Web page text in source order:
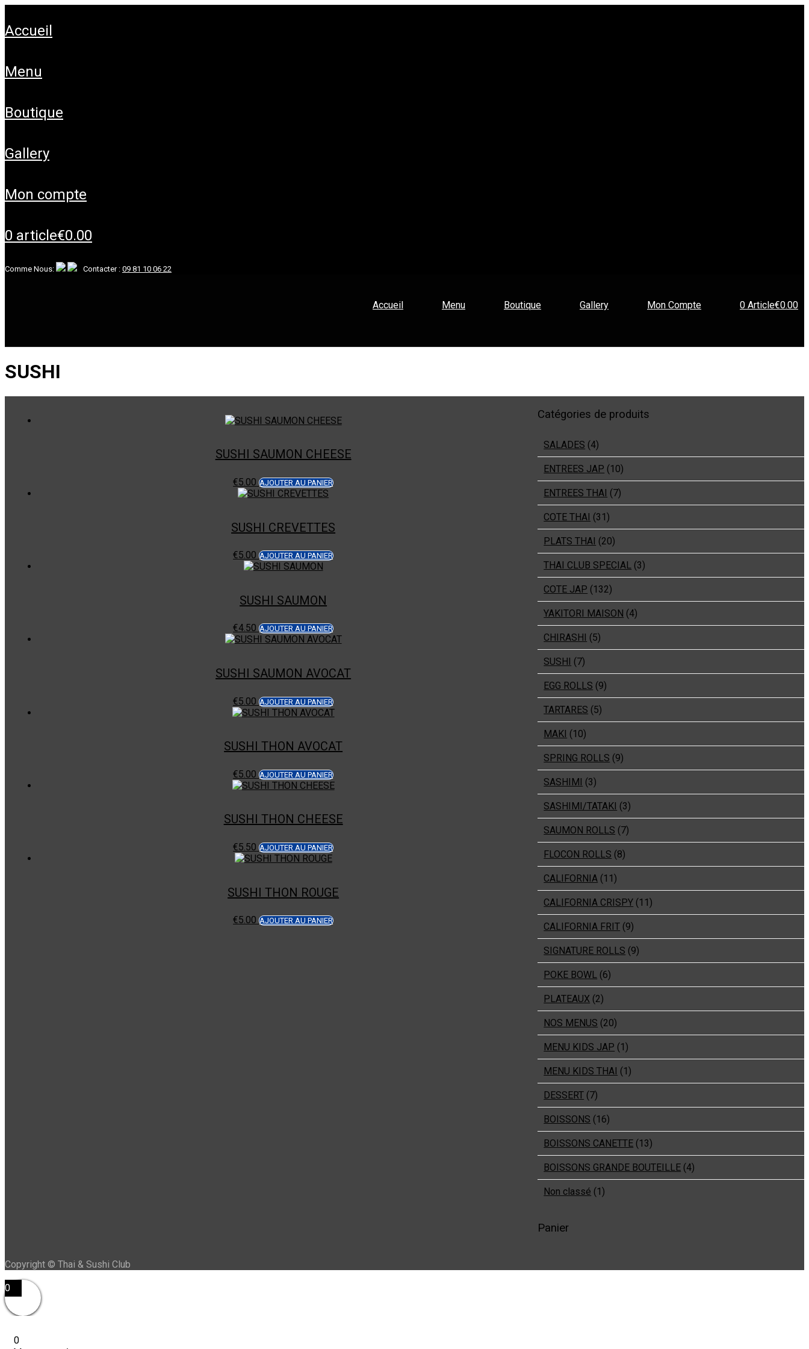
accueil
menu
boutique
gallery
mon compte
0 article€0.00
Comme Nous: Contacter : 09 81 10 06 22
Accueil Menu Boutique Gallery Mon Compte 0 Article€0.00
SUSHI
SUSHI SAUMON CHEESE
€5.00 AJOUTER AU PANIER
SUSHI CREVETTES
€5.00 AJOUTER AU PANIER
SUSHI SAUMON
€4.50 AJOUTER AU PANIER
SUSHI SAUMON AVOCAT
€5.00 AJOUTER AU PANIER
SUSHI THON AVOCAT
€5.00 AJOUTER AU PANIER
SUSHI THON CHEESE
€5.50 AJOUTER AU PANIER
SUSHI THON ROUGE
€5.00 AJOUTER AU PANIER
Catégories de produits
SALADES (4)
ENTREES JAP (10)
ENTREES THAI (7)
COTE THAI (31)
PLATS THAI (20)
THAI CLUB SPECIAL (3)
COTE JAP (132)
YAKITORI MAISON (4)
CHIRASHI (5)
SUSHI (7)
EGG ROLLS (9)
TARTARES (5)
MAKI (10)
SPRING ROLLS (9)
SASHIMI (3)
SASHIMI/TATAKI (3)
SAUMON ROLLS (7)
FLOCON ROLLS (8)
CALIFORNIA (11)
CALIFORNIA CRISPY (11)
CALIFORNIA FRIT (9)
SIGNATURE ROLLS (9)
POKE BOWL (6)
PLATEAUX (2)
NOS MENUS (20)
MENU KIDS JAP (1)
MENU KIDS THAI (1)
DESSERT (7)
BOISSONS (16)
BOISSONS CANETTE (13)
BOISSONS GRANDE BOUTEILLE (4)
Non classé (1)
Panier
Copyright © Thai & Sushi Club
0
0